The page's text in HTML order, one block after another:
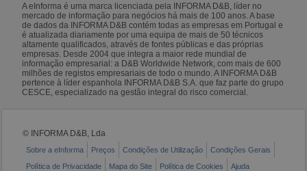
A eInforma é uma marca licenciada pela INFORMA D&B, líder no
mercado de informação para negócios há mais de 100 anos. A base
de dados da INFORMA D&B contém todas as empresas em Portugal e
é atualizada diariamente por uma equipa de mais de 50 técnicos
altamente qualificados, através de fontes públicas e das próprias
empresas. Desde 2004 que integra a maior rede mundial de
informação empresarial: a D&B Worldwide Network, com mais de 600
milhões de registos empresariais de todo o mundo. A INFORMA D&B
pertence à líder espanhola INFORMA D&B S.A. que faz parte do grupo
CESCE, especializado na gestão integral do risco comercial.
© INFORMA D&B, Lda
Sobre a eInforma Preços Condições de Utilização
Condições Gerais
Política de Privacidade
Mapa do Site Política de Cookies Ajuda